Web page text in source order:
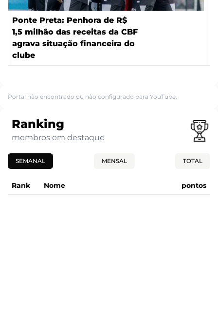
Ponte Preta: Penhora de R$
1,5 milhão das receitas da CBF
agrava situação financeira do
clube
Portal não encontrado ou não configurado para YouTube.
Ranking
membros em destaque
SEMANAL MENSAL TOTAL
Rank Nome pontos